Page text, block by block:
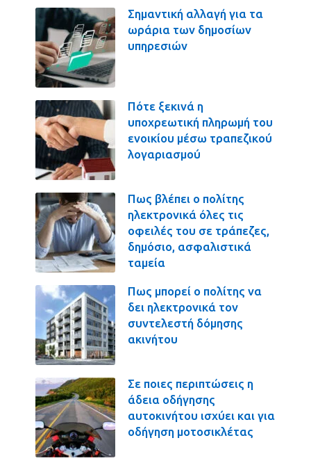
Σημαντική αλλαγή για τα
ωράρια των δημοσίων
υπηρεσιών
Πότε ξεκινά η
υποχρεωτική πληρωμή του
ενοικίου μέσω τραπεζικού
λογαριασμού
Πως βλέπει ο πολίτης
ηλεκτρονικά όλες τις
οφειλές του σε τράπεζες,
δημόσιο, ασφαλιστικά
ταμεία
Πως μπορεί ο πολίτης να
δει ηλεκτρονικά τον
συντελεστή δόμησης
ακινήτου
Σε ποιες περιπτώσεις η
άδεια οδήγησης
αυτοκινήτου ισχύει και για
οδήγηση μοτοσικλέτας